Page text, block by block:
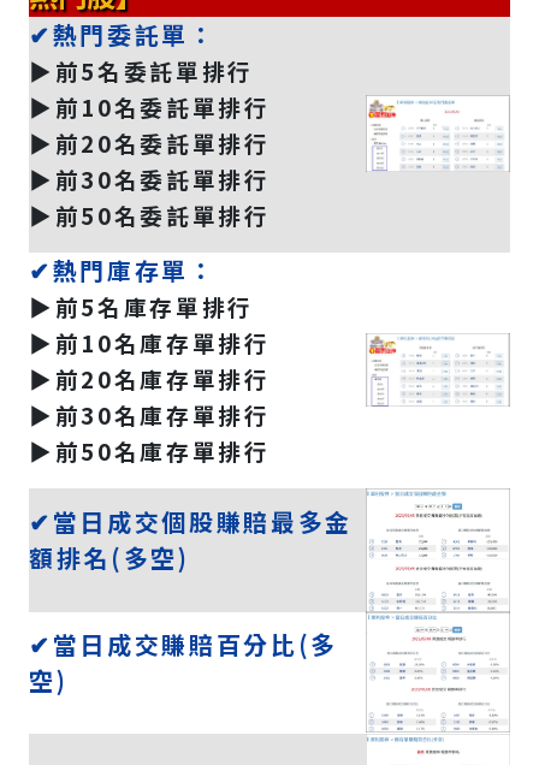
✔熱門委託單：
▶️前5名委託單排行
▶️前10名委託單排行
▶️前20名委託單排行
▶️前30名委託單排行
▶️前50名委託單排行
✔熱門庫存單：
▶️前5名庫存單排行
▶️前10名庫存單排行
▶️前20名庫存單排行
▶️前30名庫存單排行
▶️前50名庫存單排行
✔當日成交個股賺賠最多金
額排名(多空)
✔當日成交賺賠百分比(多
空)